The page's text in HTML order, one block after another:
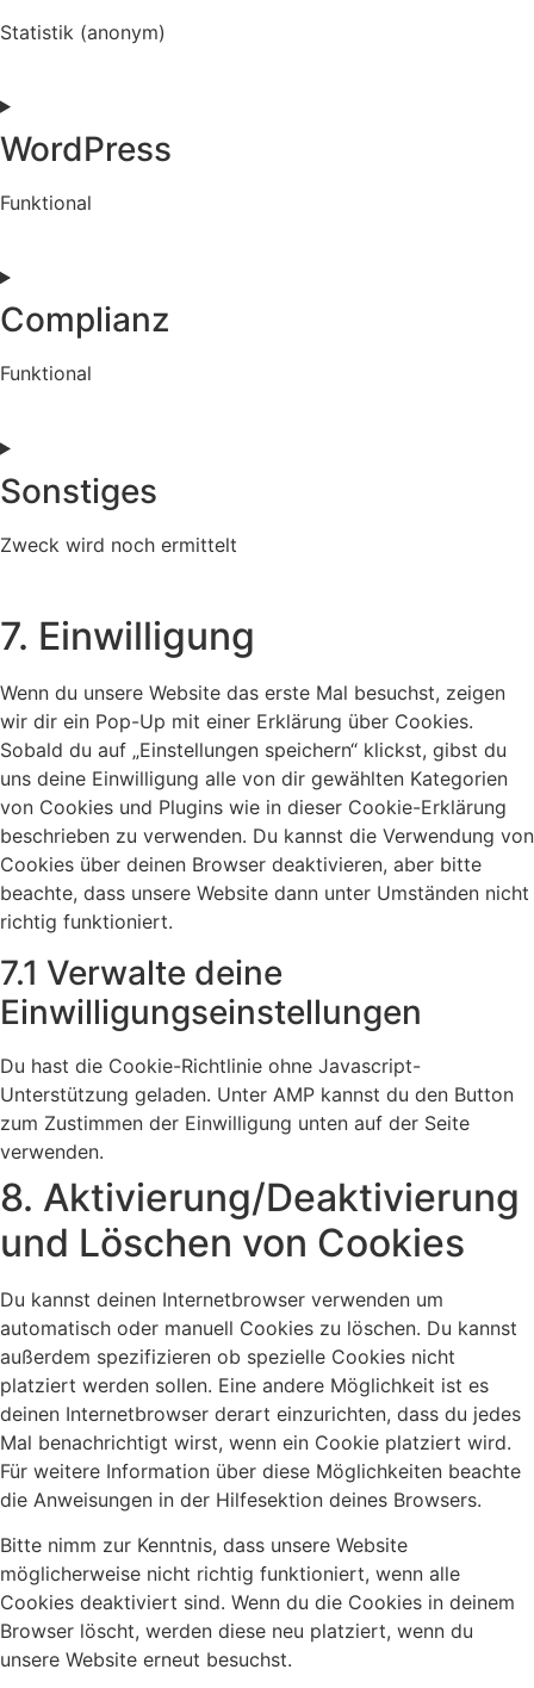
Statistik (anonym)
to
elementor
WordPress
Funktional
to
wordpress
Complianz
Funktional
to
complianz
Sonstiges
Zweck wird noch ermittelt
to
service
sonstiges
7. Einwilligung
Wenn du unsere Website das erste Mal besuchst, zeigen
wir dir ein Pop-Up mit einer Erklärung über Cookies.
Sobald du auf „Einstellungen speichern“ klickst, gibst du
uns deine Einwilligung alle von dir gewählten Kategorien
von Cookies und Plugins wie in dieser Cookie-Erklärung
beschrieben zu verwenden. Du kannst die Verwendung von
Cookies über deinen Browser deaktivieren, aber bitte
beachte, dass unsere Website dann unter Umständen nicht
richtig funktioniert.
7.1 Verwalte deine
Einwilligungseinstellungen
Du hast die Cookie-Richtlinie ohne Javascript-
Unterstützung geladen. Unter AMP kannst du den Button
zum Zustimmen der Einwilligung unten auf der Seite
verwenden.
8. Aktivierung/Deaktivierung
und Löschen von Cookies
Du kannst deinen Internetbrowser verwenden um
automatisch oder manuell Cookies zu löschen. Du kannst
außerdem spezifizieren ob spezielle Cookies nicht
platziert werden sollen. Eine andere Möglichkeit ist es
deinen Internetbrowser derart einzurichten, dass du jedes
Mal benachrichtigt wirst, wenn ein Cookie platziert wird.
Für weitere Information über diese Möglichkeiten beachte
die Anweisungen in der Hilfesektion deines Browsers.
Bitte nimm zur Kenntnis, dass unsere Website
möglicherweise nicht richtig funktioniert, wenn alle
Cookies deaktiviert sind. Wenn du die Cookies in deinem
Browser löscht, werden diese neu platziert, wenn du
unsere Website erneut besuchst.